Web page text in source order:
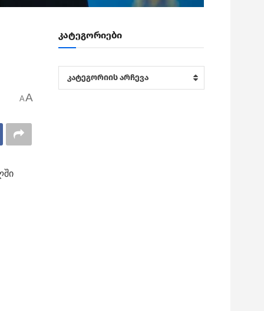
AA
კატეგორიები
კატეგორიები
კატეგორიის არჩევა